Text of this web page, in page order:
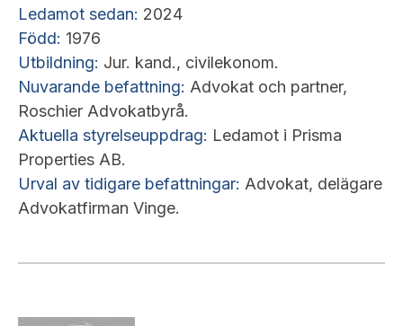
Ledamot sedan: 2024
Född: 1976
Utbildning: Jur. kand., civilekonom.
Nuvarande befattning: Advokat och partner,
Roschier Advokatbyrå.
Aktuella styrelseuppdrag: Ledamot i Prisma
Properties AB.
Urval av tidigare befattningar: Advokat, delägare
Advokatfirman Vinge.